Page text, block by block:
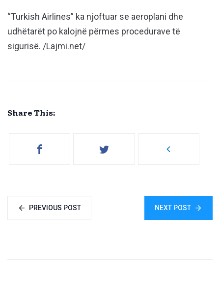
“Turkish Airlines” ka njoftuar se aeroplani dhe
udhëtarët po kalojnë përmes procedurave të
sigurisë. /Lajmi.net/
Share This:
PREVIOUS POST NEXT POST